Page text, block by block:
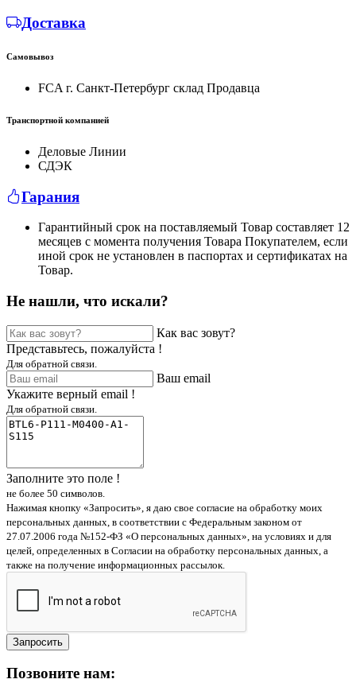
Доставка
Самовывоз
FCA г. Санкт-Петербург склад Продавца
Транспортной компанией
Деловые Линии
СДЭК
Гарания
Гарантийный срок на поставляемый Товар составляет 12
месяцев с момента получения Товара Покупателем, если
иной срок не установлен в паспортах и сертификатах на
Товар.
Не нашли, что искали?
Как вас зовут?
Представьтесь, пожалуйста !
Для обратной связи.
Ваш email
Укажите верный email !
Для обратной связи.
Заполните это поле !
не более 50 символов.
Нажимая кнопку «Запросить», я даю свое согласие на обработку моих
персональных данных, в соответствии с Федеральным законом от
27.07.2006 года №152-ФЗ «О персональных данных», на условиях и для
целей, определенных в Согласии на обработку персональных данных, а
также на получение информационных рассылок.
Запросить
Позвоните нам: